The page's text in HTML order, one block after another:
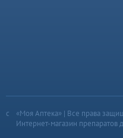
«Моя Аптека» | Все права
Интернет-магазин